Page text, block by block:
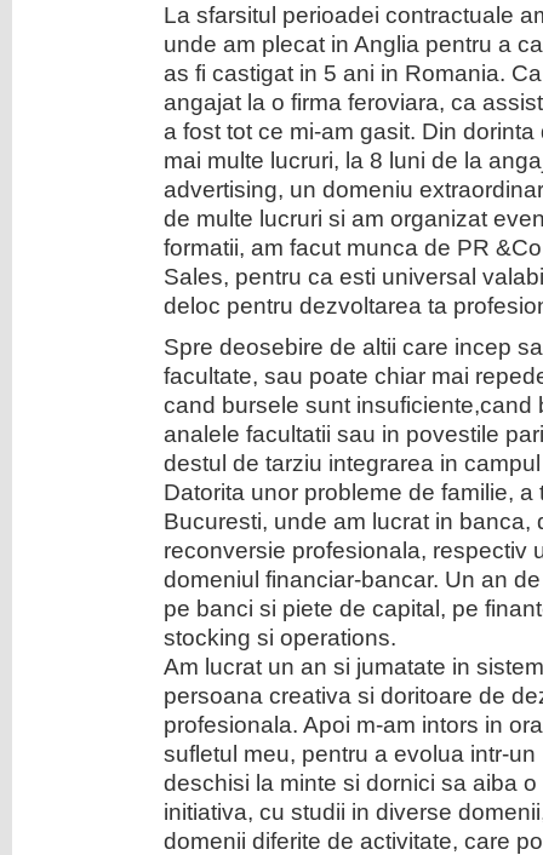
La sfarsitul perioadei contractuale
unde am plecat in Anglia pentru a
as fi castigat in 5 ani in Romania.
angajat la o firma feroviara, ca
a fost tot ce mi-am gasit. Din
mai multe lucruri, la 8 luni de la
advertising, un domeniu
de multe lucruri si am organizat
formatii, am facut munca de PR
Sales, pentru ca esti universal
deloc pentru dezvoltarea ta
Spre deosebire de altii care incep
facultate, sau poate chiar mai
cand bursele sunt insuficiente,cand
analele facultatii sau in povestile
destul de tarziu integrarea in
Datorita unor probleme de familie, a
Bucuresti, unde am lucrat in banca,
reconversie profesionala, respectiv
domeniul financiar-bancar. Un an
pe banci si piete de capital, pe
stocking si operations.
Am lucrat un an si jumatate in
persoana creativa si doritoare de
profesionala. Apoi m-am intors in
sufletul meu, pentru a evolua intr-
deschisi la minte si dornici sa aiba
initiativa, cu studii in diverse
domenii diferite de activitate, care